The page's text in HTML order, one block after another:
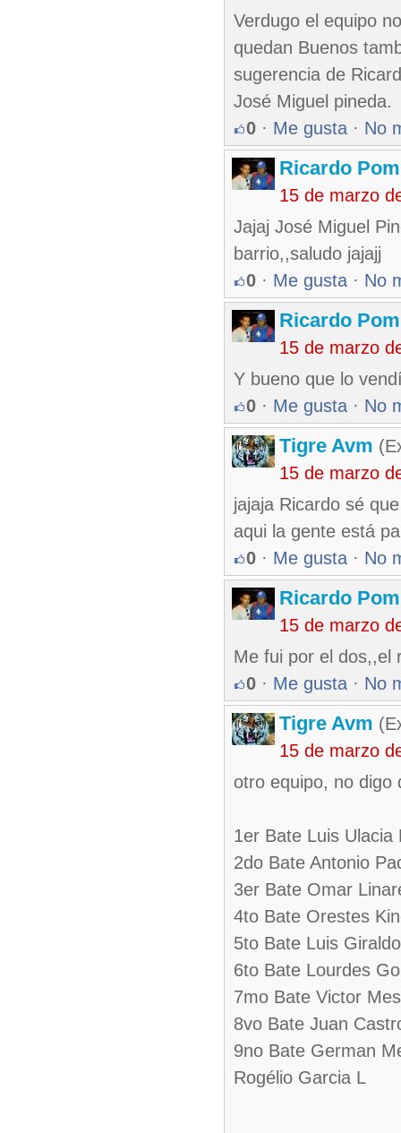
Verdugo el equipo
quedan Buenos
sugerencia de
José Miguel pineda.
0 · Me gusta · No
Ricardo
15 de marzo
Jajaj José Miguel
barrio,,saludo jajajj
0 · Me gusta · No
Ricardo
15 de marzo
Y bueno que lo
0 · Me gusta · No
Tigre Avm
15 de marzo
jajaja Ricardo sé
aqui la gente está
0 · Me gusta · No
Ricardo
15 de marzo
Me fui por el dos,,el
0 · Me gusta · No
Tigre Avm
15 de marzo
otro equipo, no digo
1er Bate Luis Ulacia
2do Bate Antonio
3er Bate Omar
4to Bate Orestes
5to Bate Luis
6to Bate Lourdes
7mo Bate Victor
8vo Bate Juan
9no Bate German
Rogélio Garcia L